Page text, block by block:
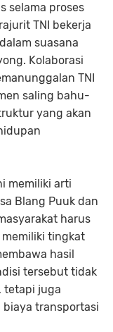
selama proses
TNI bekerja
suasana
Kolaborasi
TNI
saling bahu-
yang akan
memiliki arti
Blang Puuk dan
harus
tingkat
hasil
tersebut tidak
tetapi juga
transportasi